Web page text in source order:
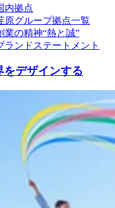
内拠点
原グループ拠点一覧
業の精神“熱と誠”
ランドステートメント
をデザインする